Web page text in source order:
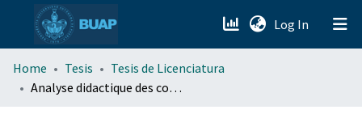
Log In (current)
menu.section.about_menu
Home Tesis
Tesis de Licenciatura
Analyse didactique des compétences de l’application Duolingo pour le niveau A1